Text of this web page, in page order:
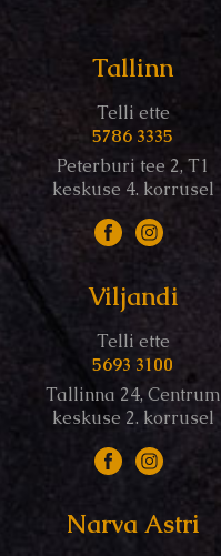
Tallinn
Telli ette
5786 3335
Peterburi tee 2, T1
keskuse 4. korrusel
Viljandi
Telli ette
5693 3100
Tallinna 24, Centrum
keskuse 2. korrusel
Narva Astri